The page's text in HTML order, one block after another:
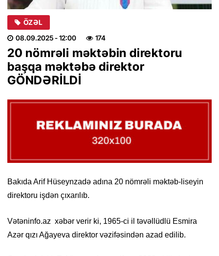
ÖZƏL
08.09.2025- 12:00 174
20 nömrəli məktəbin direktoru
başqa məktəbə direktor
GÖNDƏRİLDİ
Bakıda Arif Hüseynzadə adına 20 nömrəli məktəb-liseyin
direktoru işdən çıxarılıb.
Vətəninfo.az xəbər verir ki, 1965-ci il təvəllüdlü Esmira
Azər qızı Ağayeva direktor vəzifəsindən azad edilib.